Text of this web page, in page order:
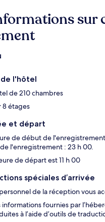
sur
l'hôtel
de 210 chambres
8 étages
et départ
de début de
l'enregistrement : 23 h 00.
de départ est 11 h 00
spéciales d’arrivée
de la réception vous
informations fournies par
à l’aide d’outils de